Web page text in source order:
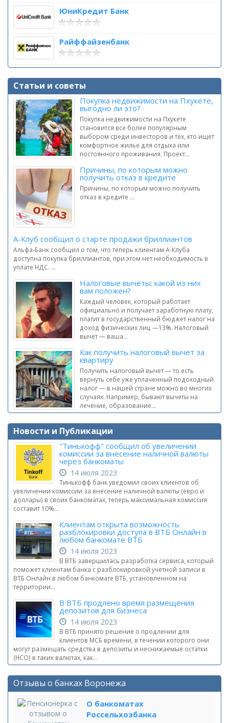
ЮниКредит Банк
Райффайзенбанк
Статьи и советы
Покупка недвижимости на Пхукете,
выгодно ли это?
Покупка недвижимости на Пхукете
становится все более популярным
выбором среди инвесторов и тех, кто ищет
комфортное жилье для отдыха или
постоянного проживания. Проект...
Причины, по которым можно
получить отказ в кредите
Причины, по которым можно получить
отказ в кредите ...
А-Клуб сообщил о старте продажи бриллиантов
Альфа-Банк сообщил о том, что теперь клиентам А-Клуба
доступна покупка бриллиантов, при этом нет необходимость в
уплате НДС. ...
Налоговые вычеты: какой из них
вам положен?
Каждый человек, который работает
официально и получает заработную плату,
платит в государственный бюджет налог на
доход физических лиц —13%. Налоговый
вычет — ваша...
Как получить налоговый вычет за
квартиру
Получить налоговый вычет — то есть
вернуть себе уже уплаченный подоходный
налог — в нашей стране можно во многих
случаях. Например, бывают вычеты на
лечение, образование...
Новости и Публикации
"Тинькофф" сообщил об увеличении
комиссии за внесение наличной валюты
через банкоматы
14 июля 2023
Тинькофф банк уведомил своих клиентов об
увеличении комиссии за внесение наличной валюты (евро и
доллары) в своих банкоматах, теперь максимальная комиссия
составит 10%...
Клиентам открыта возможность
разблокировки доступа в ВТБ Онлайн в
любом банкомате ВТБ
14 июля 2023
В ВТБ завершилась разработка сервиса, который
поможет клиентам банка с разблокировкой учетной записи в
ВТБ Онлайн в любом банкомате ВТБ, установленном на
территории...
В ВТБ продлено время размещения
депозитов для бизнеса
14 июля 2023
В ВТБ принято решение о продлении для
клиентов МСБ времени, в течении которого они
могут размещать средства в депозиты и неснижаемые остатки
(НСО) в таких валютах, как...
Отзывы о банках Воронежа
О банкоматах
Россельхозбанка